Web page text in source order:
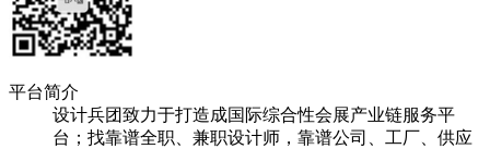
平台简介
设计兵团致力于打造成国际综合性会展产业链服务平
台；找靠谱全职、兼职设计师，靠谱公司、工厂、供应